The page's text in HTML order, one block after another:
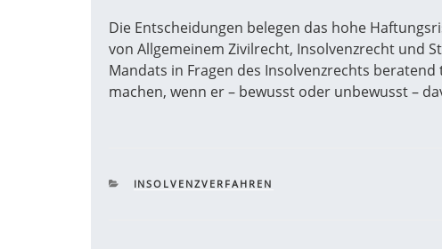
Die Entscheidungen belegen das hohe
von Allgemeinem Zivilrecht, Insolvenzrecht und
Mandats in Fragen des Insolvenzrechts
machen, wenn er – bewusst oder unbewusst –
KATEGORIEN
INSOLVENZVERFAHREN